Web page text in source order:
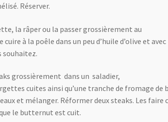
Réserver.
la râper ou la passer grossièrement au
cuire à la poêle dans un peu d’huile d’olive et avec
souhaitez.
grossièrement dans un saladier,
cuites ainsi qu’une tranche de fromage de
et mélanger. Réformer deux steaks. Les faire
le butternut est cuit.